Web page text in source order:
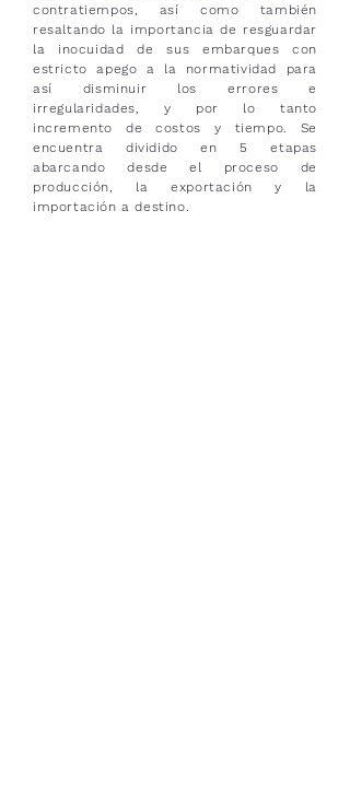
contratiempos, así como también
resaltando la importancia de resguardar
la inocuidad de sus embarques con
estricto apego a la normatividad para
así disminuir los errores e
irregularidades, y por lo tanto
incremento de costos y tiempo. Se
encuentra dividido en 5 etapas
abarcando desde el proceso de
producción, la exportación y la
importación a destino.